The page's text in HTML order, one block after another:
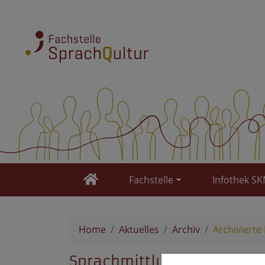
Fachstelle Infothek
Home Aktuelles Archiv Archivierte